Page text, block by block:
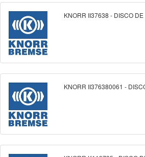
KNORR II37638 - DISCO
KNORR II376380061 -